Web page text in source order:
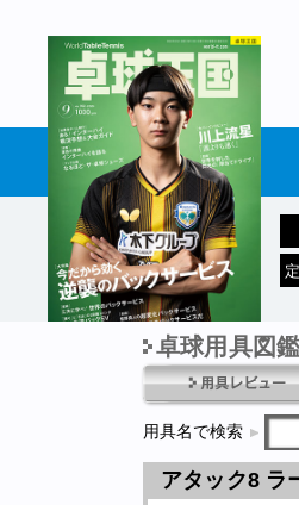
1970年1月01日 発売卓球用具図鑑
用具名で検索
アタック8 ラ